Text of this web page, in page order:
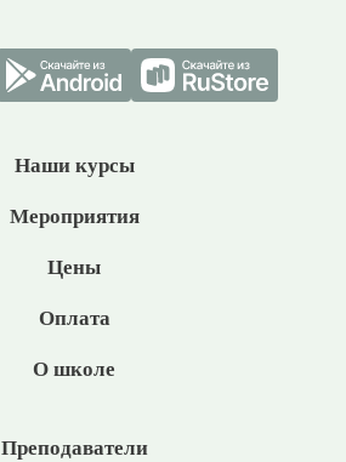
Наши курсы
Мероприятия
Цены
Оплата
О школе
Преподаватели